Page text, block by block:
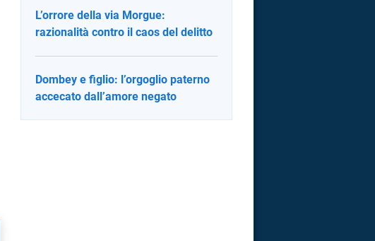
L’orrore della via Morgue:
razionalità contro il caos del delitto
Dombey e figlio: l’orgoglio paterno
accecato dall’amore negato